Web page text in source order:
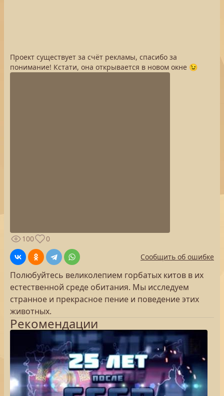
Проект существует за счёт рекламы, спасибо за
понимание! Кстати, она открывается в новом окне 😉
100
0
Сообщить об ошибке
Полюбуйтесь великолепием горбатых китов в их
естественной среде обитания. Мы исследуем
странное и прекрасное пение и поведение этих
животных.
Рекомендации